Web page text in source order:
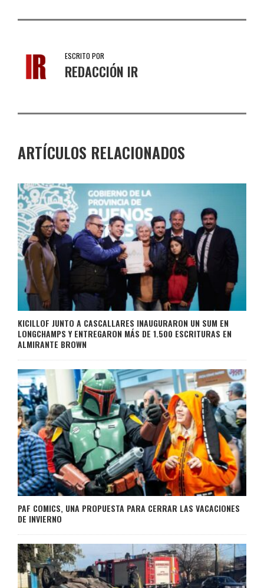
ESCRITO POR
REDACCIÓN IR
ARTÍCULOS RELACIONADOS
KICILLOF JUNTO A CASCALLARES INAUGURARON UN SUM EN
LONGCHAMPS Y ENTREGARON MÁS DE 1.500 ESCRITURAS EN
ALMIRANTE BROWN
PAF COMICS, UNA PROPUESTA PARA CERRAR LAS VACACIONES
DE INVIERNO